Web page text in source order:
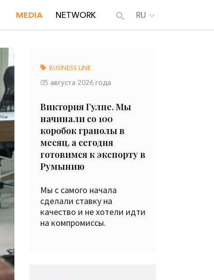
MEDIA NETWORK RU
BUSINESS LINE
05 августа 2026 года
Виктория Гулпе. Мы
начинали со 100
коробок гранолы в
месяц, а сегодня
готовимся к экспорту в
Румынию
Мы с самого начала
сделали ставку на
качество и не хотели идти
на компромиссы.